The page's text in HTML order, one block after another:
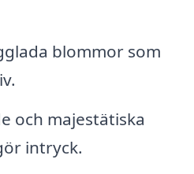
blommor som
och majestätiska
intryck.